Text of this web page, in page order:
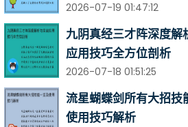
2026-07-19 01:47:12
九阴真经三才阵深度解
应用技巧全方位剖析
2026-07-18 01:51:25
流星蝴蝶剑所有大招技
使用技巧解析